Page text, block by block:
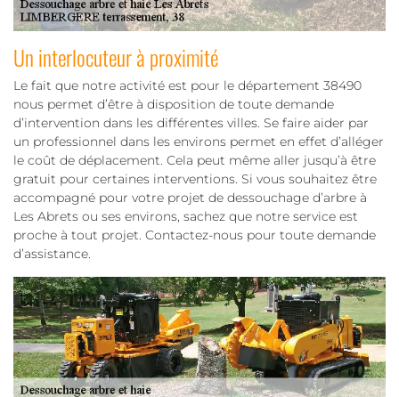
Un interlocuteur à proximité
Le fait que notre activité est pour le département 38490
nous permet d’être à disposition de toute demande
d’intervention dans les différentes villes. Se faire aider par
un professionnel dans les environs permet en effet d’alléger
le coût de déplacement. Cela peut même aller jusqu’à être
gratuit pour certaines interventions. Si vous souhaitez être
accompagné pour votre projet de dessouchage d’arbre à
Les Abrets ou ses environs, sachez que notre service est
proche à tout projet. Contactez-nous pour toute demande
d’assistance.